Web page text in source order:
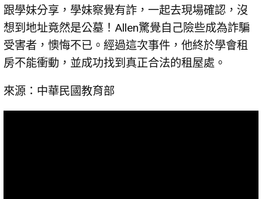
跟學妹分享，學妹察覺有詐，一起去現場確認，沒
想到地址竟然是公墓！Allen驚覺自己險些成為詐騙
受害者，懊悔不已。經過這次事件，他終於學會租
房不能衝動，並成功找到真正合法的租屋處。
來源：中華民國教育部